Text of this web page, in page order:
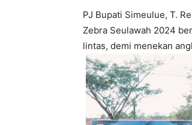
PJ Bupati Simeulue, T.
Zebra Seulawah 2024
lintas, demi menekan